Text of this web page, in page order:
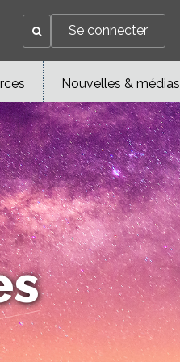
Se connecter
Nouvelles & médias